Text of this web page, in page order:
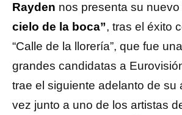
Rayden nos presenta su nuevo
cielo de la boca”, tras el éxito
“Calle de la llorería”, que fue
grandes candidatas a
trae el siguiente adelanto de su
vez junto a uno de los artistas